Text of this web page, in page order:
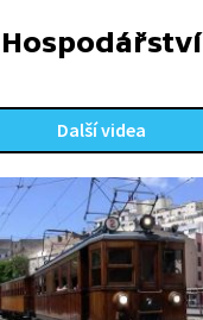
Hospodářství
Další videa